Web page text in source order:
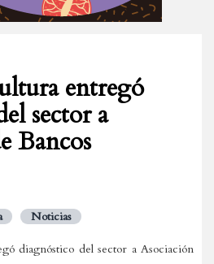
entregó
sector a
Bancos
Noticias